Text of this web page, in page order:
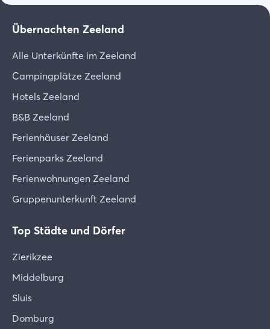
Übernachten Zeeland
Alle Unterkünfte im Zeeland
Campingplätze Zeeland
Hotels Zeeland
B&B Zeeland
Ferienhäuser Zeeland
Ferienparks Zeeland
Ferienwohnungen Zeeland
Gruppenunterkunft Zeeland
Top Städte und Dörfer
Zierikzee
Middelburg
Sluis
Domburg